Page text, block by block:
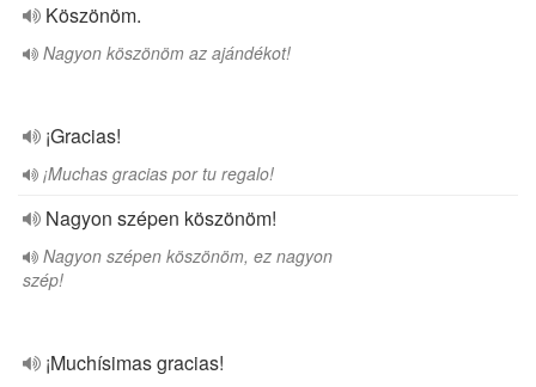
Köszönöm.
Nagyon köszönöm az ajándékot!
¡Gracias!
¡Muchas gracias por tu regalo!
Nagyon szépen köszönöm!
Nagyon szépen köszönöm, ez nagyon
szép!
¡Muchísimas gracias!